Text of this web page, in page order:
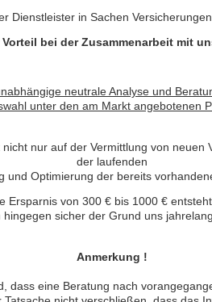
Dienstleister in Sachen
Vorteil bei der Zusammenarbeit mit
neutrale Analyse und
unter den am Markt angebotenen
nur auf der Vermittlung von neuen
der laufenden
und Optimierung der bereits
Ersparnis von 300 € bis 1000 €
sicher der Grund uns
Anmerkung !
dass eine Beratung nach